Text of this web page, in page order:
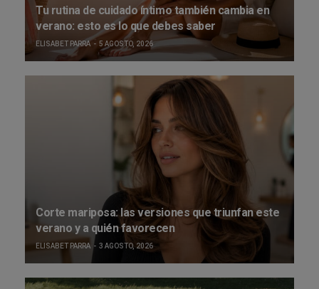
Tu rutina de cuidado íntimo también cambia en
verano: esto es lo que debes saber
ELISABET PARRA 5 AGOSTO, 2026
Corte mariposa: las versiones que triunfan este
verano y a quién favorecen
ELISABET PARRA 3 AGOSTO, 2026